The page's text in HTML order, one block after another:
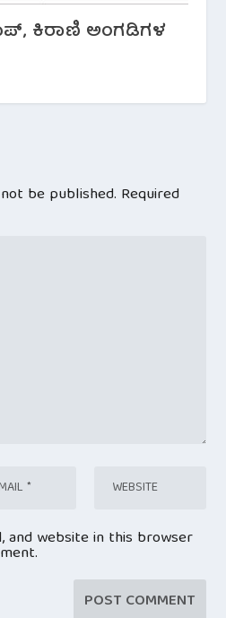
ಕಿರಾಣಿ ಅಂಗಡಿಗಳ
be published. Required
and website in this browser